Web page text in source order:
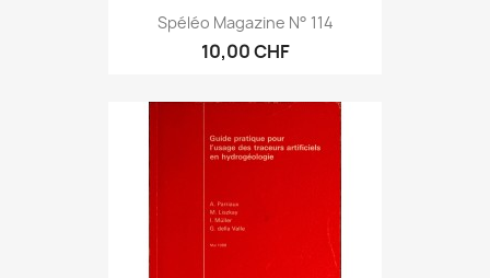
Spéléo Magazine N° 114
10,00 CHF